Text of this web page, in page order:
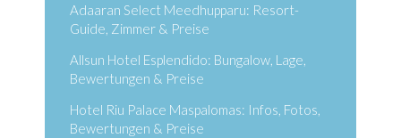
Adaaran Select Meedhupparu: Resort-
Guide, Zimmer & Preise
Allsun Hotel Esplendido: Bungalow, Lage,
Bewertungen & Preise
Hotel Riu Palace Maspalomas: Infos, Fotos,
Bewertungen & Preise